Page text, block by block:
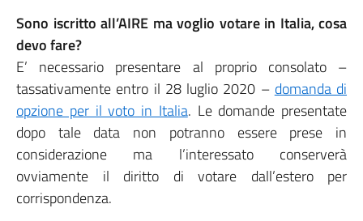
Sono iscritto all’AIRE ma voglio votare in Italia, cosa
devo fare?
E’ necessario presentare al proprio consolato –
tassativamente entro il 28 luglio 2020 – domanda di
opzione per il voto in Italia. Le domande presentate
dopo tale data non potranno essere prese in
considerazione ma l’interessato conserverà
ovviamente il diritto di votare dall’estero per
corrispondenza.